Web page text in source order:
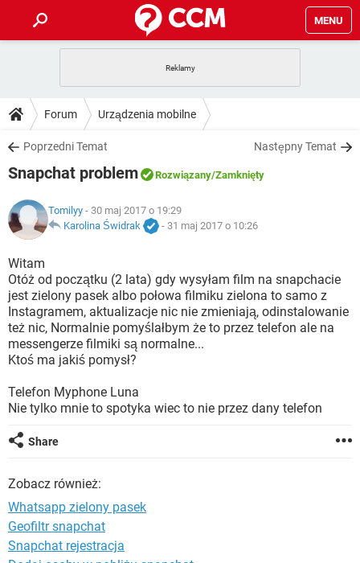
MENU
GRY WHATSAPP
SPOTIFY
INSTAGRAM FACEBOOK
WINDOWS 10
PORADY
PlayStation TIKTOK
INSTAGRAM
WINDOWS 10
DO POBRANIA
ANDROID TIKTOK
GRY
IOS NETFLIX
INSTAGRAM
WINDOWS 10
FORUM
COVID-19
GRY
SPOTIFY
INSTAGRAM FACEBOOK
WINDOWS 10
ARTYKUŁY
COVID-19
GRY WHATSAPP
SPOTIFY NETFLIX
FACEBOOK
WINDOWS 10
Forum Urządzenia mobilne
Poprzedni Temat Następny Temat
Snapchat problem Rozwiązany/Zamknięty
Tomilyy - 30 maj 2017 o 19:29
Karolina Świdrak
- 31 maj 2017 o 10:26
Witam
Otóż od początku (2 lata) gdy wysyłam film na snapchacie
jest zielony pasek albo połowa filmiku zielona to samo z
Instagramem, aktualizacje nic nie zmieniają, odinstalowanie
też nic, Normalnie pomyślałbym że to przez telefon ale na
messengerze filmiki są normalne...
Ktoś ma jakiś pomysł?
Telefon Myphone Luna
Nie tylko mnie to spotyka wiec to nie przez dany telefon
Share
Zobacz również:
Whatsapp zielony pasek
Geofiltr snapchat
Snapchat rejestracja